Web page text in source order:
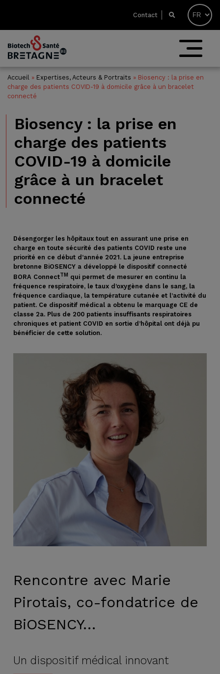
Contact
Accueil » Expertises, Acteurs & Portraits » Biosency : la prise en
charge des patients COVID-19 à domicile grâce à un bracelet
connecté
Biosency : la prise en
charge des patients
COVID-19 à domicile
grâce à un bracelet
connecté
Désengorger les hôpitaux tout en assurant une prise en
charge en toute sécurité des patients COVID reste une
priorité en ce début d’année 2021. La jeune entreprise
bretonne BiOSENCY a développé le dispositif connecté
BORA ConnectTM qui permet de mesurer en continu la
fréquence respiratoire, le taux d’oxygène dans le sang, la
fréquence cardiaque, la température cutanée et l’activité du
patient. Ce dispositif médical a obtenu le marquage CE de
classe 2a. Plus de 200 patients insuffisants respiratoires
chroniques et patient COVID en sortie d’hôpital ont déjà pu
bénéficier de cette solution.
Rencontre avec Marie
Pirotais, co-fondatrice de
BiOSENCY…
Un dispositif médical innovant